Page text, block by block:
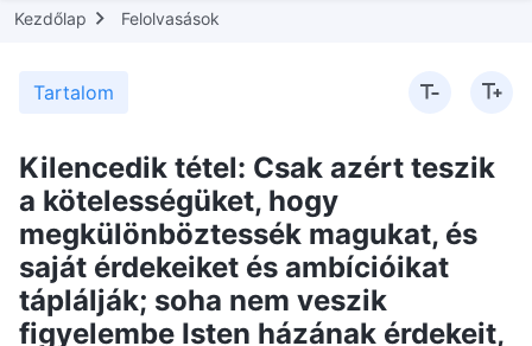
Kezdőlap Felolvasások
Tartalom
Kilencedik tétel: Csak azért teszik
a kötelességüket, hogy
megkülönböztessék magukat, és
saját érdekeiket és ambícióikat
táplálják; soha nem veszik
figyelembe Isten házának érdekeit,